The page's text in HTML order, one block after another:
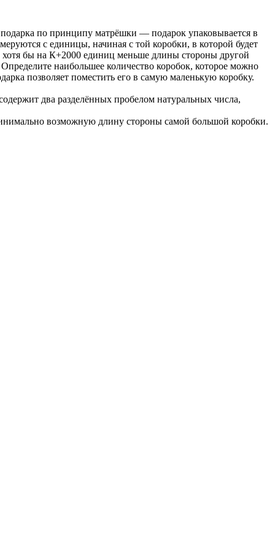
подарка по принципу матрёшки — подарок упаковывается в
с единицы, начиная с той коробки, в которой будет
хотя бы на К+2000 единиц меньше длины стороны другой
наибольшее количество коробок, которое можно
позволяет поместить его в самую маленькую коробку.
два разделённых пробелом натуральных числа,
возможную длину стороны самой большой коробки.